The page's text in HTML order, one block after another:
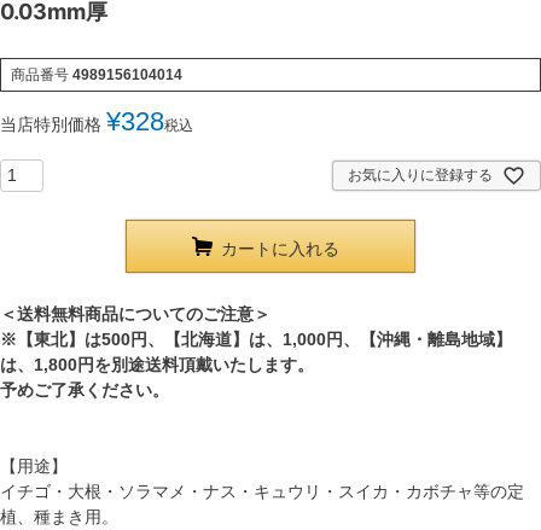
0.03mm厚
商品番号 4989156104014
当店特別価格 ¥328税込
お気に入りに登録する
カートに入れる
＜送料無料商品についてのご注意＞
※【東北】は500円、【北海道】は、1,000円、【沖縄・離島地域】
は、1,800円を別途送料頂戴いたします。
予めご了承ください。
【用途】
イチゴ・大根・ソラマメ・ナス・キュウリ・スイカ・カボチャ等の定
植、種まき用。